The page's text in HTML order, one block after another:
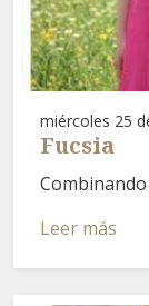
miércoles 25
Fucsia
Leer más